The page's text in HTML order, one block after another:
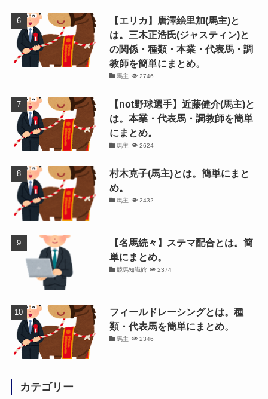
【エリカ】唐澤絵里加(馬主)と
は。三木正浩氏(ジャスティン)と
の関係・種類・本業・代表馬・調
教師を簡単にまとめ。
馬主 2746
【not野球選手】近藤健介(馬主)と
は。本業・代表馬・調教師を簡単
にまとめ。
馬主 2624
村木克子(馬主)とは。簡単にまと
め。
馬主 2432
【名馬続々】ステマ配合とは。簡
単にまとめ。
競馬知識館 2374
フィールドレーシングとは。種
類・代表馬を簡単にまとめ。
馬主 2346
カテゴリー